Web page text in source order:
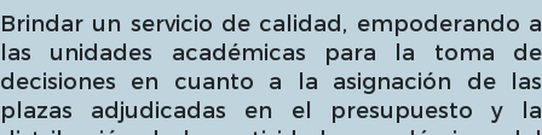
Brindar un servicio de calidad, empoderando a
las unidades académicas para la toma de
decisiones en cuanto a la asignación de las
plazas adjudicadas en el presupuesto y la